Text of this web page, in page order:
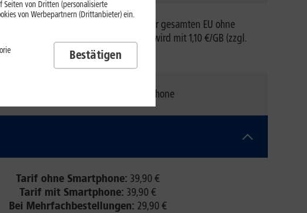
surfen mit bis zu 120 GB/Monat in der gesamten EU ohne
hinaus gehender Datenverbrauch wird mit 1,10 €/GB (zzgl.
MwSt.) berechnet.
Preis abhängig vom gewählten Smartphone
Tarif ohne Smartphone: 39,90 €
Tarif mit Smartphone: 39,90 €
Bei Mehrfachbestellungen: 29,90 €
von Dritten (personalisierte
von Werbepartnern (Drittanbieter) ein.
Bestätigen